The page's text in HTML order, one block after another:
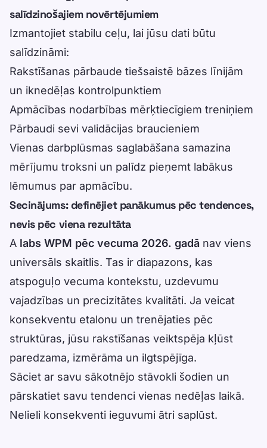
salīdzinošajiem novērtējumiem
Izmantojiet stabilu ceļu, lai jūsu dati būtu
salīdzināmi:
Rakstīšanas pārbaude tiešsaistē bāzes līnijām
un iknedēļas kontrolpunktiem
Apmācības nodarbības mērķtiecīgiem treniņiem
Pārbaudi sevi validācijas braucieniem
Vienas darbplūsmas saglabāšana samazina
mērījumu troksni un palīdz pieņemt labākus
lēmumus par apmācību.
Secinājums: definējiet panākumus pēc tendences,
nevis pēc viena rezultāta
A labs WPM pēc vecuma 2026. gadā nav viens
universāls skaitlis. Tas ir diapazons, kas
atspoguļo vecuma kontekstu, uzdevumu
vajadzības un precizitātes kvalitāti. Ja veicat
konsekventu etalonu un trenējaties pēc
struktūras, jūsu rakstīšanas veiktspēja kļūst
paredzama, izmērāma un ilgtspējīga.
Sāciet ar savu sākotnējo stāvokli šodien un
pārskatiet savu tendenci vienas nedēļas laikā.
Nelieli konsekventi ieguvumi ātri saplūst.